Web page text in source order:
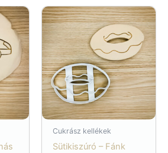
Cukrász kellékek
Sütikiszúró – Fánk